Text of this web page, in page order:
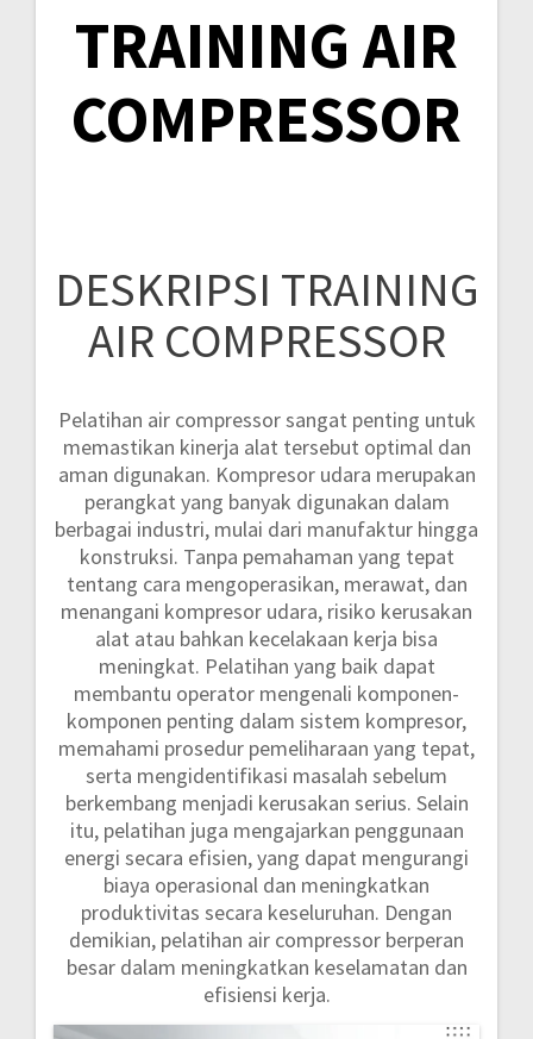
TRAINING AIR
COMPRESSOR
DESKRIPSI TRAINING
AIR COMPRESSOR
Pelatihan air compressor sangat penting untuk
memastikan kinerja alat tersebut optimal dan
aman digunakan. Kompresor udara merupakan
perangkat yang banyak digunakan dalam
berbagai industri, mulai dari manufaktur hingga
konstruksi. Tanpa pemahaman yang tepat
tentang cara mengoperasikan, merawat, dan
menangani kompresor udara, risiko kerusakan
alat atau bahkan kecelakaan kerja bisa
meningkat. Pelatihan yang baik dapat
membantu operator mengenali komponen-
komponen penting dalam sistem kompresor,
memahami prosedur pemeliharaan yang tepat,
serta mengidentifikasi masalah sebelum
berkembang menjadi kerusakan serius. Selain
itu, pelatihan juga mengajarkan penggunaan
energi secara efisien, yang dapat mengurangi
biaya operasional dan meningkatkan
produktivitas secara keseluruhan. Dengan
demikian, pelatihan air compressor berperan
besar dalam meningkatkan keselamatan dan
efisiensi kerja.